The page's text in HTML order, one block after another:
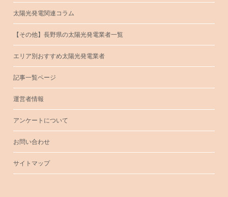
太陽光発電関連コラム
【その他】長野県の太陽光発電業者一覧
エリア別おすすめ太陽光発電業者
記事一覧ページ
運営者情報
アンケートについて
お問い合わせ
サイトマップ